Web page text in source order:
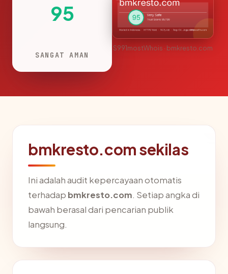
95
SANGAT AMAN
S991mostWhois · bmkresto.com
bmkresto.com sekilas
Ini adalah audit kepercayaan otomatis
terhadap bmkresto.com. Setiap angka di
bawah berasal dari pencarian publik
langsung.